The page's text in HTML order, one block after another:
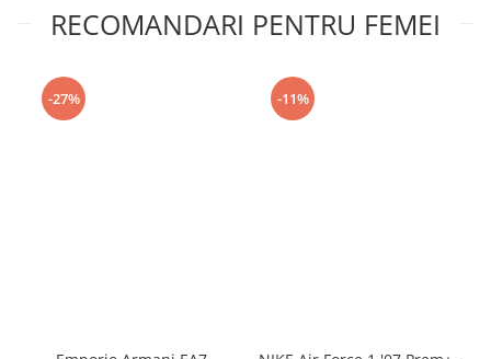
RECOMANDARI PENTRU FEMEI
-27% -11%